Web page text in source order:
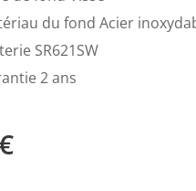
du fond Acier
SR621SW
2 ans